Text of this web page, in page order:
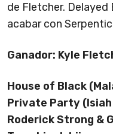
de Fletcher.
acabar con
Ganador: Kyle
House of Black
Private Party (Isiah
Roderick Strong &